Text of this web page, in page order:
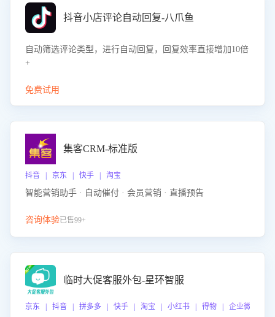
抖音小店评论自动回复-八爪鱼
自动筛选评论类型，进行自动回复，回复效率直接增加10倍
+
免费试用
集客CRM-标准版
抖音 | 京东 | 快手 | 淘宝
智能营销助手 · 自动催付 · 会员营销 · 直播预告
咨询体验已售99+
临时大促客服外包-星环智服
京东 | 抖音 | 拼多多 | 快手 | 淘宝 | 小红书 | 得物 | 企业微信